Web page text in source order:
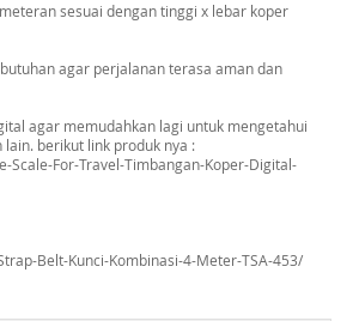
sesuai dengan tinggi x lebar koper
agar perjalanan terasa aman dan
agar memudahkan lagi untuk mengetahui
berikut link produk nya :
For-Travel-Timbangan-Koper-Digital-
Belt-Kunci-Kombinasi-4-Meter-TSA-453/